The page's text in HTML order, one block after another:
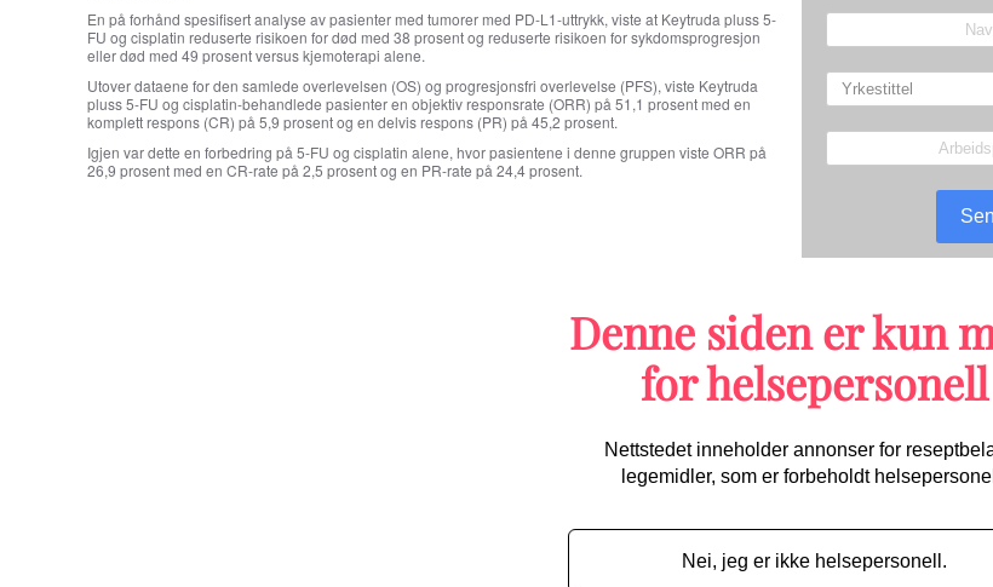
En på forhånd spesifisert analyse av pasienter med tumorer med PD-L1-uttrykk, viste at Keytruda pluss 5-
FU og cisplatin reduserte risikoen for død med 38 prosent og reduserte risikoen for sykdomsprogresjon
eller død med 49 prosent versus kjemoterapi alene.
Utover dataene for den samlede overlevelsen (OS) og progresjonsfri overlevelse (PFS), viste Keytruda
pluss 5-FU og cisplatin-behandlede pasienter en objektiv responsrate (ORR) på 51,1 prosent med en
komplett respons (CR) på 5,9 prosent og en delvis respons (PR) på 45,2 prosent.
Igjen var dette en forbedring på 5-FU og cisplatin alene, hvor pasientene i denne gruppen viste ORR på
26,9 prosent med en CR-rate på 2,5 prosent og en PR-rate på 24,4 prosent.
Lengre ventet
Ny
Telisotuzumab
Denne siden er kun
for helsepersonell
Nettstedet inneholder annonser for
legemidler, som er forbeholdt
Nei, jeg er ikke helsepersonell.